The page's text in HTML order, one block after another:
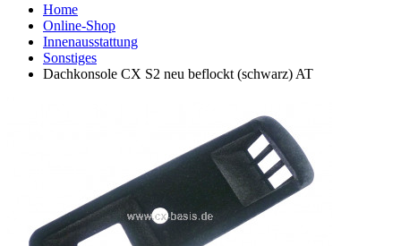
Home
Online-Shop
Innenausstattung
Sonstiges
Dachkonsole CX S2 neu beflockt (schwarz) AT